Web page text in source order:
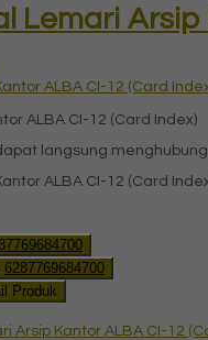
Lemari Arsip
ALBA CI-12 (Card Index)
langsung
6287769684700
Produk
Arsip Kantor ALBA CI-12